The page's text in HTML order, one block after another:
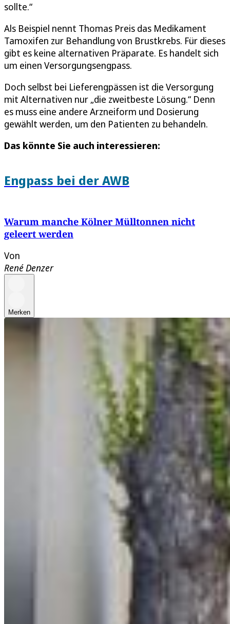
sollte.“
Als Beispiel nennt Thomas Preis das Medikament
Tamoxifen zur Behandlung von Brustkrebs. Für dieses
gibt es keine alternativen Präparate. Es handelt sich
um einen Versorgungsengpass.
Doch selbst bei Lieferengpässen ist die Versorgung
mit Alternativen nur „die zweitbeste Lösung.“ Denn
es muss eine andere Arzneiform und Dosierung
gewählt werden, um den Patienten zu behandeln.
Das könnte Sie auch interessieren:
Engpass bei der AWB
Warum manche Kölner Mülltonnen nicht
geleert werden
Von
René Denzer
Merken